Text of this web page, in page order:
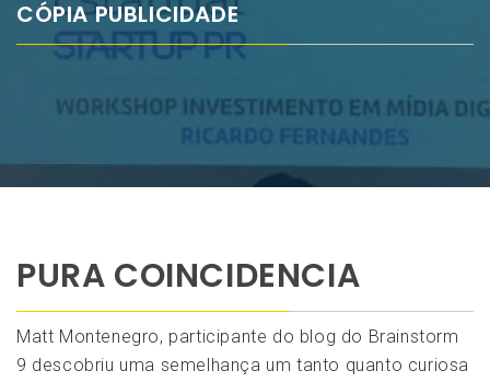
CÓPIA PUBLICIDADE
PURA COINCIDENCIA
Matt Montenegro, participante do blog do Brainstorm
9 descobriu uma semelhança um tanto quanto curiosa